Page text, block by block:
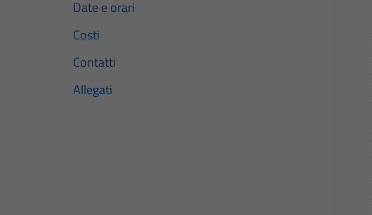
Date e orari
Costi
Contatti
Allegati